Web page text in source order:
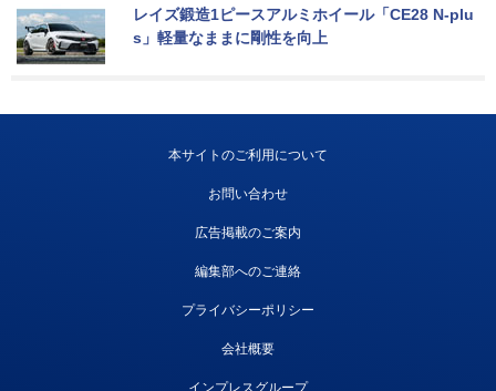
レイズ鍛造1ピースアルミホイール「CE28 N-plu
s」軽量なままに剛性を向上
本サイトのご利用について
お問い合わせ
広告掲載のご案内
編集部へのご連絡
プライバシーポリシー
会社概要
インプレスグループ